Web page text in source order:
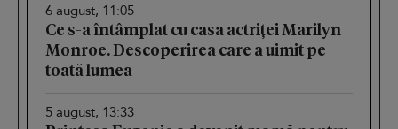
6 august, 11:05
Ce s-a întâmplat cu casa actriței Marilyn
Monroe. Descoperirea care a uimit pe
toată lumea
5 august, 13:33